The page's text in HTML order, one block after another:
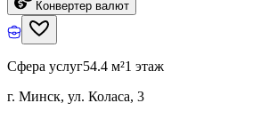
Конвертер валют
Сфера услуг54.4 м²1 этаж
г. Минск, ул. Коласа, 3